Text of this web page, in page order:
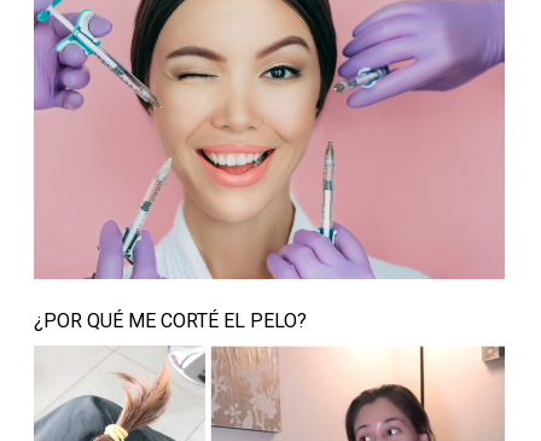
¿POR QUÉ ME CORTÉ EL PELO?